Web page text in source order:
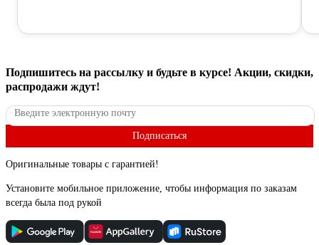
Подпишитесь на рассылку и будьте в курсе! Акции, скидки,
распродажи ждут!
Подписаться
Оригинальные товары с гарантией!
Установите мобильное приложение, чтобы информация по заказам
всегда была под рукой